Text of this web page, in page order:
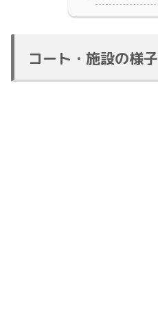
コート・施設の様子